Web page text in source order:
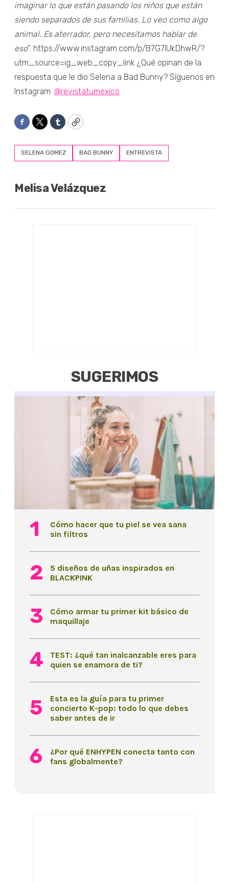
imaginar lo que están pasando los niños que están
siendo separados de sus familias. Lo veo como algo
animal. Es aterrador, pero necesitamos hablar de
eso”. https://www.instagram.com/p/B7G7IUkDhwR/?
utm_source=ig_web_copy_link ¿Qué opinan de la
respuesta que le dio Selena a Bad Bunny? Síguenos en
Instagram: @revistatumexico
Facebook
TwitterTumblrCopy
SELENA GOMEZ BAD BUNNY ENTREVISTA
Melisa Velázquez
SUGERIMOS
Cómo hacer que tu piel se vea sana
sin filtros
5 diseños de uñas inspirados en
BLACKPINK
Cómo armar tu primer kit básico de
maquillaje
TEST: ¿qué tan inalcanzable eres para
quien se enamora de ti?
Esta es la guía para tu primer
concierto K-pop: todo lo que debes
saber antes de ir
¿Por qué ENHYPEN conecta tanto con
fans globalmente?